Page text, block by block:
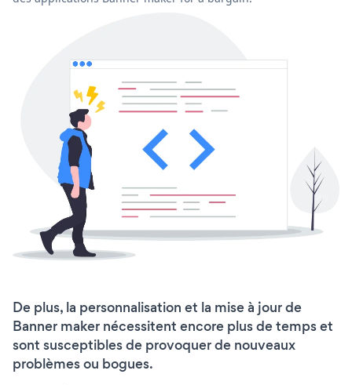
De plus, la personnalisation et la mise à jour de
Banner maker nécessitent encore plus de temps et
sont susceptibles de provoquer de nouveaux
problèmes ou bogues.